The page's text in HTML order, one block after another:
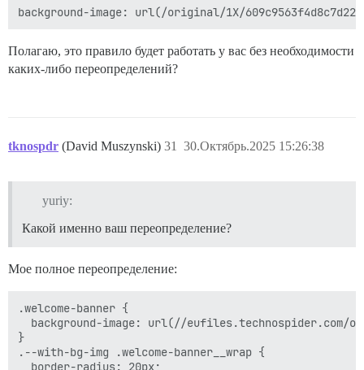
Полагаю, это правило будет работать у вас без необходимости
каких-либо переопределений?
tknospdr (David Muszynski) 30.Октябрь.2025 15:26:38
31
yuriy:
Какой именно ваш переопределение?
Мое полное переопределение:
.welcome-banner {
background-image: url(//eufiles.technospider.com/
}
.--with-bg-img .welcome-banner__wrap {
  border-radius: 20px;